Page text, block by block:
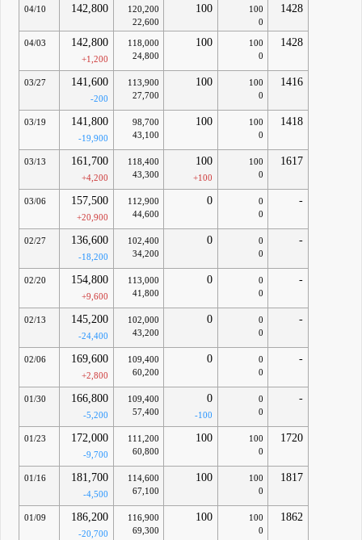
04/10 142,800
120,200
22,600
100
100
0
1428
04/03 142,800
+1,200
118,000
24,800
100
100
0
1428
03/27 141,600
-200
113,900
27,700
100
100
0
1416
03/19 141,800
-19,900
98,700
43,100
100
100
0
1418
03/13 161,700
+4,200
118,400
43,300
100
+100
100
0
1617
03/06 157,500
+20,900
112,900
44,600
0
0
0
-
02/27 136,600
-18,200
102,400
34,200
0
0
0
-
02/20 154,800
+9,600
113,000
41,800
0
0
0
-
02/13 145,200
-24,400
102,000
43,200
0
0
0
-
02/06 169,600
+2,800
109,400
60,200
0
0
0
-
01/30 166,800
-5,200
109,400
57,400
0
-100
0
0
-
01/23 172,000
-9,700
111,200
60,800
100
100
0
1720
01/16 181,700
-4,500
114,600
67,100
100
100
0
1817
01/09 186,200
-20,700
116,900
69,300
100
100
0
1862